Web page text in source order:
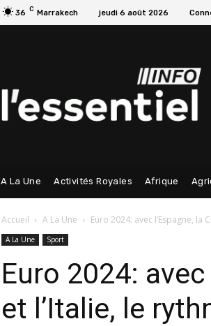
36 C Marrakech jeudi 6 août 2026
A La Une Activités Royales Afrique
Accueil A La Une Euro 2024: avec l’Espagne, la
A La Une Sport
Euro 2024:
et l’Italie, le